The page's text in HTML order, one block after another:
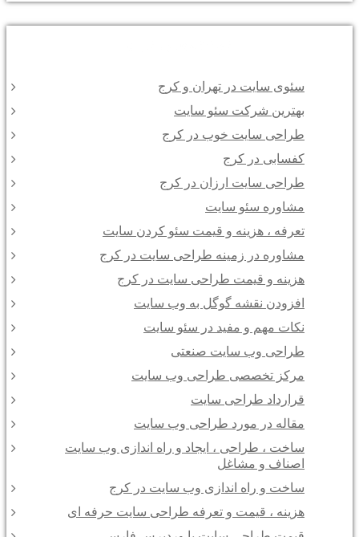
سئوی سایت در تهران و کرج
بهترین شرکت سئو سایت
طراحی سایت خوب در کرج
کفسابی در کرج
طراحی سایت ارزان در کرج
مشاوره سئو سایت
تعرفه ، هزینه و قیمت سئو کردن سایت
مشاوره در زمینه طراحی سایت در کرج
هزینه و قیمت طراحی سایت در کرج
افزودن نقشه گوگل به وب سایت
نکات مهم و مفید در سئو سایت
طراحی وب سایت صنعتی
مرکز تخصصی طراحی وب سایت
قرارداد طراحی سایت
مقاله در مورد طراحی وب سایت
ساخت ، طراحی ، ایجاد و راه اندازی وب سایت
اصناف و مشاغل
ساخت و راه اندازی وب سایت در کرج
هزینه ، قیمت و تعرفه طراحی سایت حرفه ای